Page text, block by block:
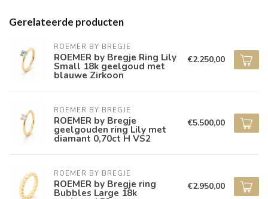
Gerelateerde producten
ROEMER BY BREGJE
ROEMER by Bregje Ring Lily
Small 18k geelgoud met
blauwe Zirkoon
€2.250,00
ROEMER BY BREGJE
ROEMER by Bregje
geelgouden ring Lily met
diamant 0,70ct H VS2
€5.500,00
ROEMER BY BREGJE
ROEMER by Bregje ring
Bubbles Large 18k €2.950,00